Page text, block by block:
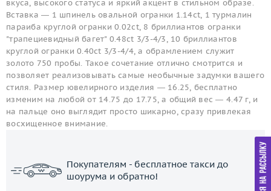
вкуса, высокого статуса и яркий акцент в стильном образе.
Вставка — 1 шпинель овальной огранки 1.14ct, 1 турмалин
параиба круглой огранки 0.02ct, 8 бриллиантов огранки
"трапециевидный багет" 0.48ct 3/3-4/3, 10 бриллиантов
круглой огранки 0.40ct 3/3-4/4, а обрамлением служит
золото 750 пробы. Такое сочетание отлично смотрится и
позволяет реализовывать самые необычные задумки вашего
стиля. Размер ювелирного изделия — 16.25, бесплатно
изменим на любой от 14.75 до 17.75, а общий вес — 4.47 г, и
на пальце оно выглядит просто шикарно, сразу привлекая
восхищенное внимание.
Покупателям - бесплатное такси до
шоурума и обратно!